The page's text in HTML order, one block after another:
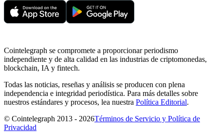
Cointelegraph se compromete a proporcionar periodismo
independiente y de alta calidad en las industrias de criptomonedas,
blockchain, IA y fintech.
Todas las noticias, reseñas y análisis se producen con plena
independencia e integridad periodística. Para más detalles sobre
nuestros estándares y procesos, lea nuestra Política Editorial.
© Cointelegraph 2013 - 2026Términos de Servicio y Política de
Privacidad